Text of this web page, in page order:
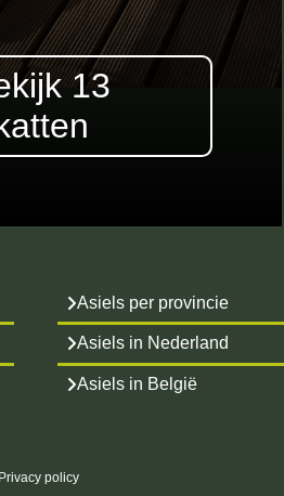
13
Asiels per provincie
Asiels in Nederland
Asiels in België
Privacy policy